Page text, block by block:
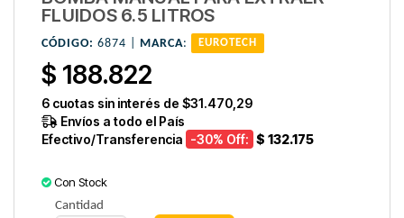
FLUIDOS 6.5 LITROS
CÓDIGO: 6874 | MARCA: EUROTECH
$ 188.822
6 cuotas sin interés de $31.470,29
Envíos a todo el País
Efectivo/Transferencia -30% Off: $ 132.175
Con Stock
Cantidad